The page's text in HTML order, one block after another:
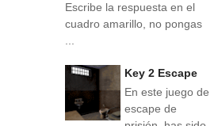
Escribe la respuesta en el
cuadro amarillo, no pongas
...
Key 2 Escape
En este juego de
escape de